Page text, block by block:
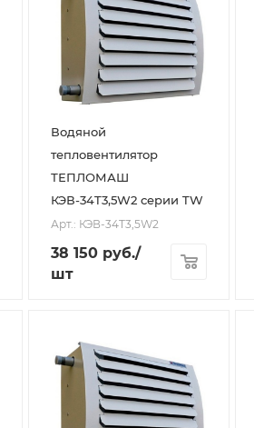
Водяной
тепловентилятор
ТЕПЛОМАШ
КЭВ-34T3,5W2 серии TW
Арт.: КЭВ-34T3,5W2
38 150 руб./
шт